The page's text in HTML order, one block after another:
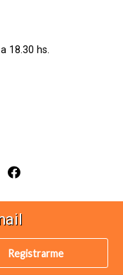
18.30 hs.
Registrarme